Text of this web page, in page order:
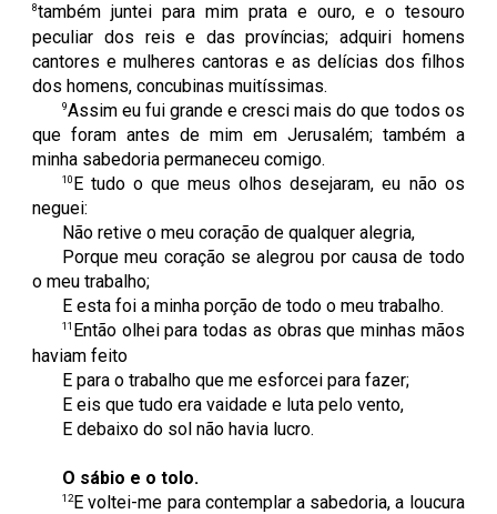
8também juntei para mim prata e ouro, e o tesouro
peculiar dos reis e das províncias; adquiri homens
cantores e mulheres cantoras e as delícias dos filhos
dos homens, concubinas muitíssimas.
9Assim eu fui grande e cresci mais do que todos os
que foram antes de mim em Jerusalém; também a
minha sabedoria permaneceu comigo.
10 E tudo o que meus olhos desejaram, eu não os
neguei:
Não retive o meu coração de qualquer alegria,
Porque meu coração se alegrou por causa de todo
o meu trabalho;
E esta foi a minha porção de todo o meu trabalho.
11 Então olhei para todas as obras que minhas mãos
haviam feito
E para o trabalho que me esforcei para fazer;
E eis que tudo era vaidade e luta pelo vento,
E debaixo do sol não havia lucro.
O sábio e o tolo.
12E voltei-me para contemplar a sabedoria, a loucura